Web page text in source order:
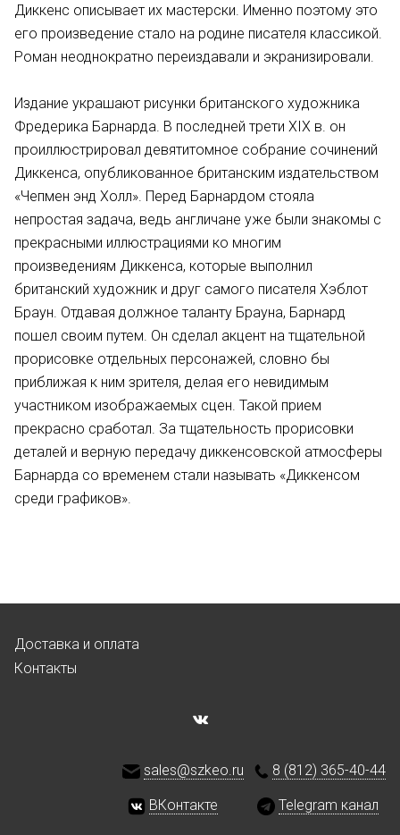
Диккенс описывает их мастерски. Именно поэтому это
его произведение стало на родине писателя классикой.
Роман неоднократно переиздавали и экранизировали.
Издание украшают рисунки британского художника
Фредерика Барнарда. В последней трети XIX в. он
проиллюстрировал девятитомное собрание сочинений
Диккенса, опубликованное британским издательством
«Чепмен энд Холл». Перед Барнардом стояла
непростая задача, ведь англичане уже были знакомы с
прекрасными иллюстрациями ко многим
произведениям Диккенса, которые выполнил
британский художник и друг самого писателя Хэблот
Браун. Отдавая должное таланту Брауна, Барнард
пошел своим путем. Он сделал акцент на тщательной
прорисовке отдельных персонажей, словно бы
приближая к ним зрителя, делая его невидимым
участником изображаемых сцен. Такой прием
прекрасно сработал. За тщательность прорисовки
деталей и верную передачу диккенсовской атмосферы
Барнарда со временем стали называть «Диккенсом
среди графиков».
Доставка и оплата
Контакты
sales@szkeo.ru 8 (812) 365-40-44
ВКонтакте Telegram канал